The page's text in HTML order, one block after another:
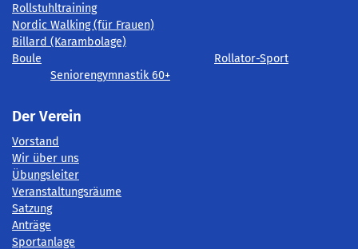
Rollstuhltraining
Nordic Walking (für Frauen)
Billard (Karambolage)
Boule
Rollator-Sport
Seniorengymnastik 60+
Der Verein
Vorstand
Wir über uns
Übungsleiter
Veranstaltungsräume
Satzung
Anträge
Sportanlage